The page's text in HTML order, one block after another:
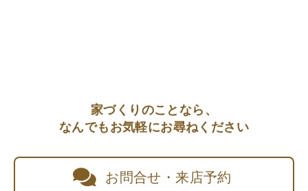
家づくりのことなら、
なんでもお気軽にお尋ねください
お問合せ・来店予約